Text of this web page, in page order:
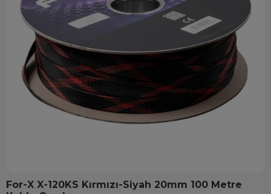
For-X X-120KS Kırmızı-Siyah 20mm 100 Metre